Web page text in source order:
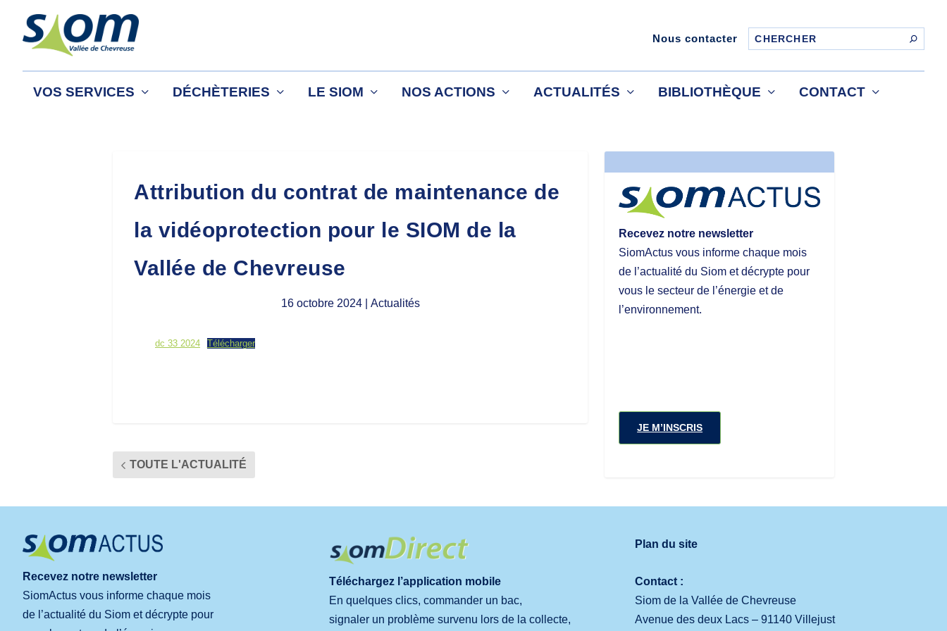
Nous contacter
VOS SERVICES DÉCHÈTERIES LE SIOM NOS ACTIONS ACTUALITÉS BIBLIOTHÈQUE CONTACT
Attribution du contrat de maintenance de
la vidéoprotection pour le SIOM de la
Vallée de Chevreuse
16 octobre 2024| Actualités
dc 33 2024 Télécharger
TOUTE L'ACTUALITÉ
Recevez notre newsletter
SiomActus vous informe chaque mois
de l’actualité du Siom et décrypte pour
vous le secteur de l’énergie et de
l’environnement.
JE M’INSCRIS
Recevez notre newsletter
SiomActus vous informe chaque mois
de l’actualité du Siom et décrypte pour
Téléchargez l’application mobile
En quelques clics, commander un bac,
signaler un problème survenu lors de la collecte,
Plan du site
Contact :
Siom de la Vallée de Chevreuse
Avenue des deux Lacs – 91140 Villejust